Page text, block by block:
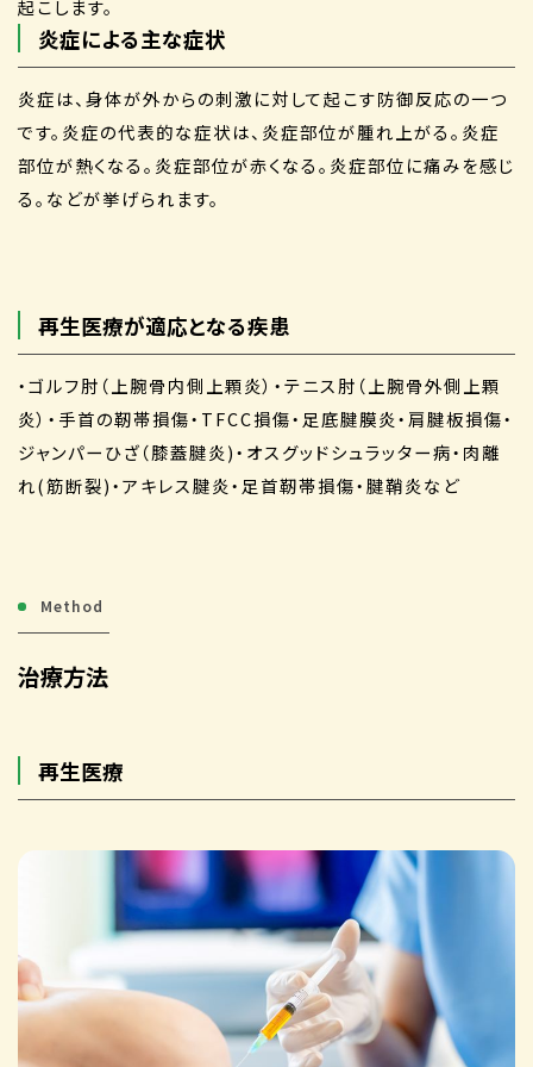
起こします。
炎症による主な症状
炎症は、身体が外からの刺激に対して起こす防御反応の一つ
です。炎症の代表的な症状は、炎症部位が腫れ上がる。炎症
部位が熱くなる。炎症部位が赤くなる。炎症部位に痛みを感じ
る。などが挙げられます。
再生医療が適応となる疾患
・ゴルフ肘（上腕骨内側上顆炎）・テニス肘（上腕骨外側上顆
炎）・手首の靭帯損傷・TFCC損傷・足底腱膜炎・肩腱板損傷・
ジャンパーひざ（膝蓋腱炎)・オスグッドシュラッター病・肉離
れ(筋断裂)・アキレス腱炎・足首靭帯損傷・腱鞘炎など
Method
治療方法
再生医療